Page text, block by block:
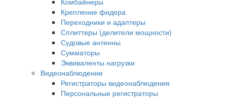
Крепление фидера
Переходники и адаптеры
Сплиттеры (делители мощности)
Судовые антенны
Сумматоры
Эквиваленты нагрузки
Видеонаблюдение
Регистраторы видеонаблюдения
Персональные регистраторы